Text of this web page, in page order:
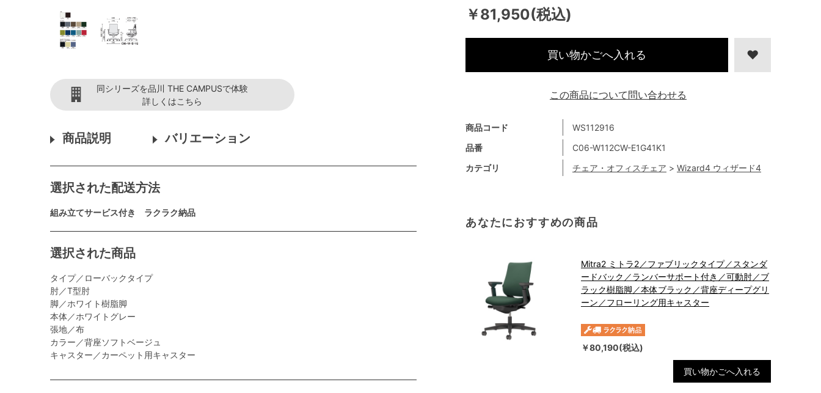
同シリーズを品川 THE CAMPUSで体験
詳しくはこちら
商品説明 バリエーション
選択された配送方法
組み立てサービス付き ラクラク納品
選択された商品
タイプ／ローバックタイプ
肘／T型肘
脚／ホワイト樹脂脚
本体／ホワイトグレー
張地／布
カラー／背座ソフトベージュ
キャスター／カーペット用キャスター
￥81,950(税込)
商品コード
WS112916
品番
C06-W112CW-E1G41K1
カテゴリ
チェア・オフィスチェア > Wizard4 ウィザード4
買い物かごへ入れる
あなたにおすすめの商品
Mitra2 ミトラ2／ファブリックタイプ／スタンダ
ードバック／ランバーサポート付き／可動肘／ブ
ラック樹脂脚／本体ブラック／背座ディープグリ
ーン／フローリング用キャスター
￥80,190(税込)
買い物かごへ入れる
この商品について問い合わせる